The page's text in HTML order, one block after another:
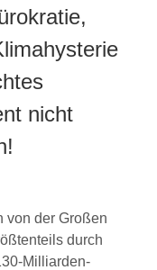
nicht
von der Großen
durch
Milliarden-